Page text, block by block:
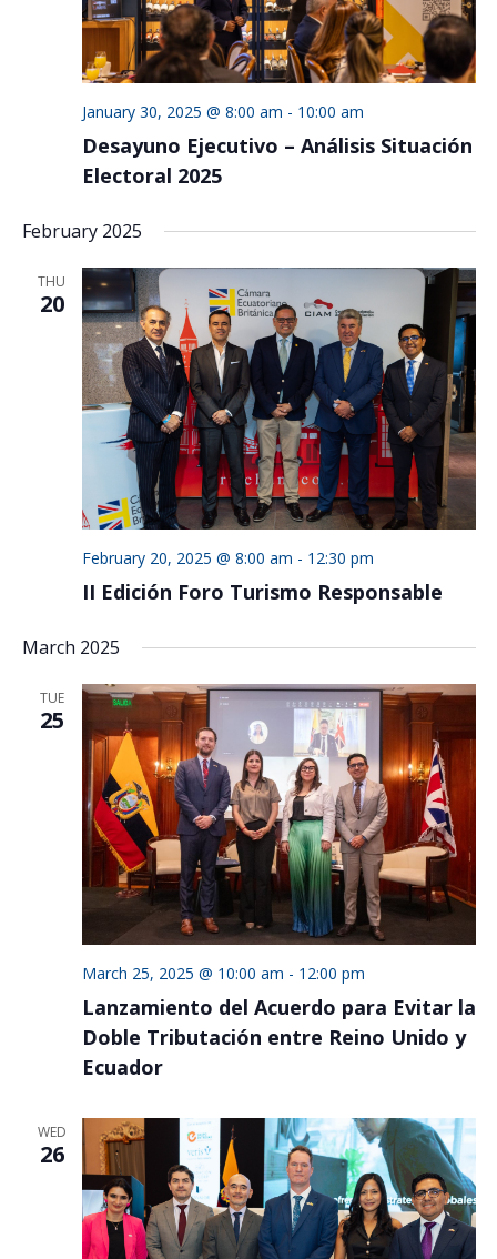
January 30, 2025 @ 8:00 am - 10:00 am
Desayuno Ejecutivo – Análisis Situación
Electoral 2025
February 2025
THU
20
February 20, 2025 @ 8:00 am - 12:30 pm
II Edición Foro Turismo Responsable
March 2025
TUE
25
March 25, 2025 @ 10:00 am - 12:00 pm
Lanzamiento del Acuerdo para Evitar la
Doble Tributación entre Reino Unido y
Ecuador
WED
26